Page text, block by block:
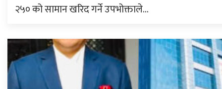
२५० को सामान खरिद गर्ने उपभोक्ताले…